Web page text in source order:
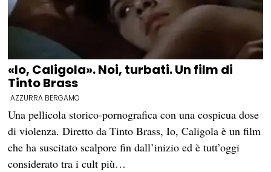
«Io, Caligola». Noi, turbati. Un film di
Tinto Brass
AZZURRA BERGAMO
Una pellicola storico-pornografica con una cospicua dose
di violenza. Diretto da Tinto Brass, Io, Caligola è un film
che ha suscitato scalpore fin dall’inizio ed è tutt’oggi
considerato tra i cult più…